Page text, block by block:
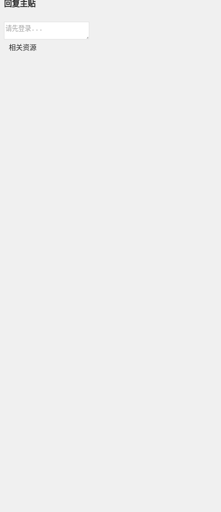
回复主贴
相关资源